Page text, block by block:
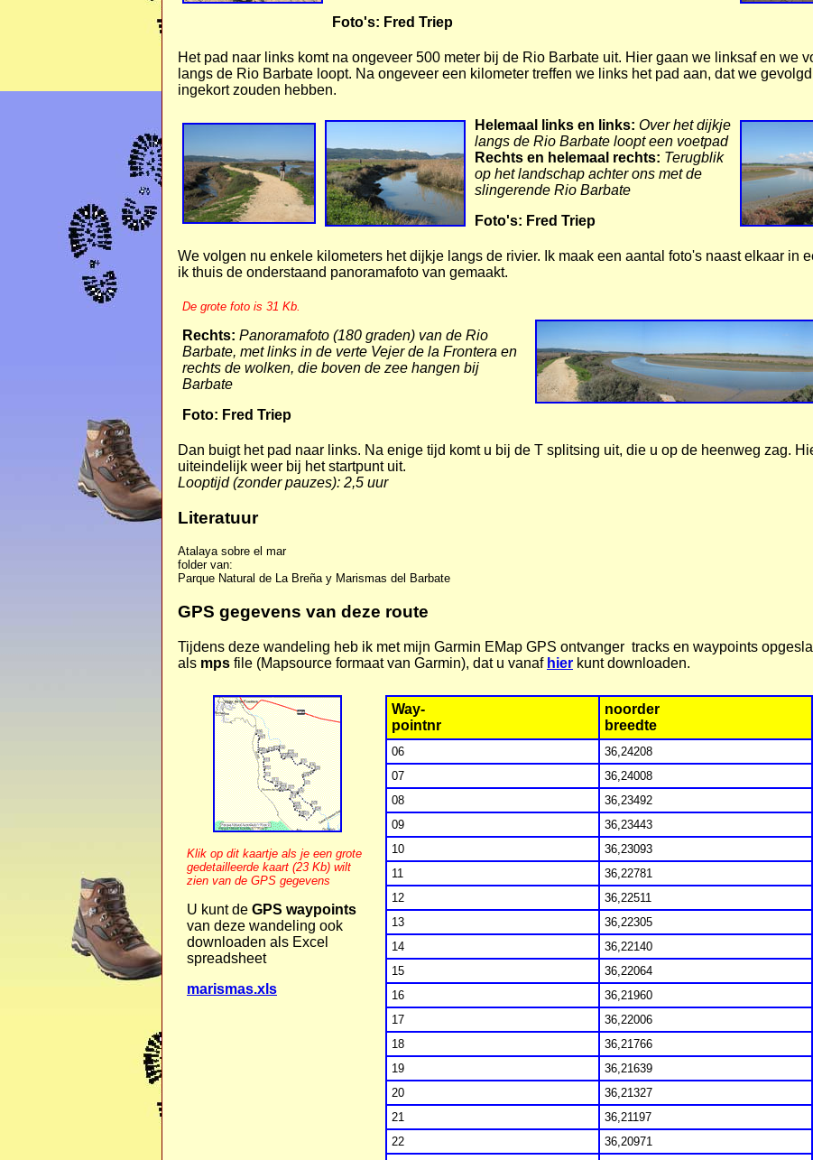
Foto's: Fred Triep
Het pad naar links komt na ongeveer 500 meter bij de Rio Barbate uit. Hier gaan we linksaf en we
langs de Rio Barbate loopt. Na ongeveer een kilometer treffen we links het pad aan, dat we
ingekort zouden hebben.
Helemaal links en links: Over het dijkje
langs de Rio Barbate loopt een voetpad
Rechts en helemaal rechts: Terugblik
op het landschap achter ons met de
slingerende Rio Barbate
Foto's: Fred Triep
We volgen nu enkele kilometers het dijkje langs de rivier. Ik maak een aantal foto's naast elkaar in
ik thuis de onderstaand panoramafoto van gemaakt.
De grote foto is 31 Kb.
Rechts: Panoramafoto (180 graden) van de Rio
Barbate, met links in de verte Vejer de la Frontera en
rechts de wolken, die boven de zee hangen bij
Barbate
Foto: Fred Triep
Dan buigt het pad naar links. Na enige tijd komt u bij de T splitsing uit, die u op de heenweg zag.
uiteindelijk weer bij het startpunt uit.
Looptijd (zonder pauzes): 2,5 uur
Literatuur
Atalaya sobre el mar
folder van:
Parque Natural de La Breña y Marismas del Barbate
GPS gegevens van deze route
Tijdens deze wandeling heb ik met mijn Garmin EMap GPS ontvanger tracks en waypoints
als mps file (Mapsource formaat van Garmin), dat u vanaf hier kunt downloaden.
Klik op dit kaartje als je een grote
gedetailleerde kaart (23 Kb) wilt
zien van de GPS gegevens
U kunt de GPS waypoints
van deze wandeling ook
downloaden als Excel
spreadsheet
marismas.xls
Way-
pointnr
noorder
breedte
06 36,24208
07
36,24008
08
36,23492
09
36,23443
10
36,23093
11
36,22781
12
36,22511
13
36,22305
14
36,22140
15
36,22064
16
36,21960
17
36,22006
18
36,21766
19
36,21639
20
36,21327
21
36,21197
22
36,20971